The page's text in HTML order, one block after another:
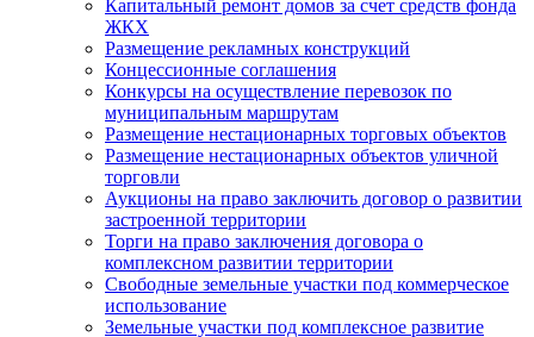
Капитальный ремонт домов за счет средств фонда
ЖКХ
Размещение рекламных конструкций
Концессионные соглашения
Конкурсы на осуществление перевозок по
муниципальным маршрутам
Размещение нестационарных торговых объектов
Размещение нестационарных объектов уличной
торговли
Аукционы на право заключить договор о развитии
застроенной территории
Торги на право заключения договора о
комплексном развитии территории
Свободные земельные участки под коммерческое
использование
Земельные участки под комплексное развитие